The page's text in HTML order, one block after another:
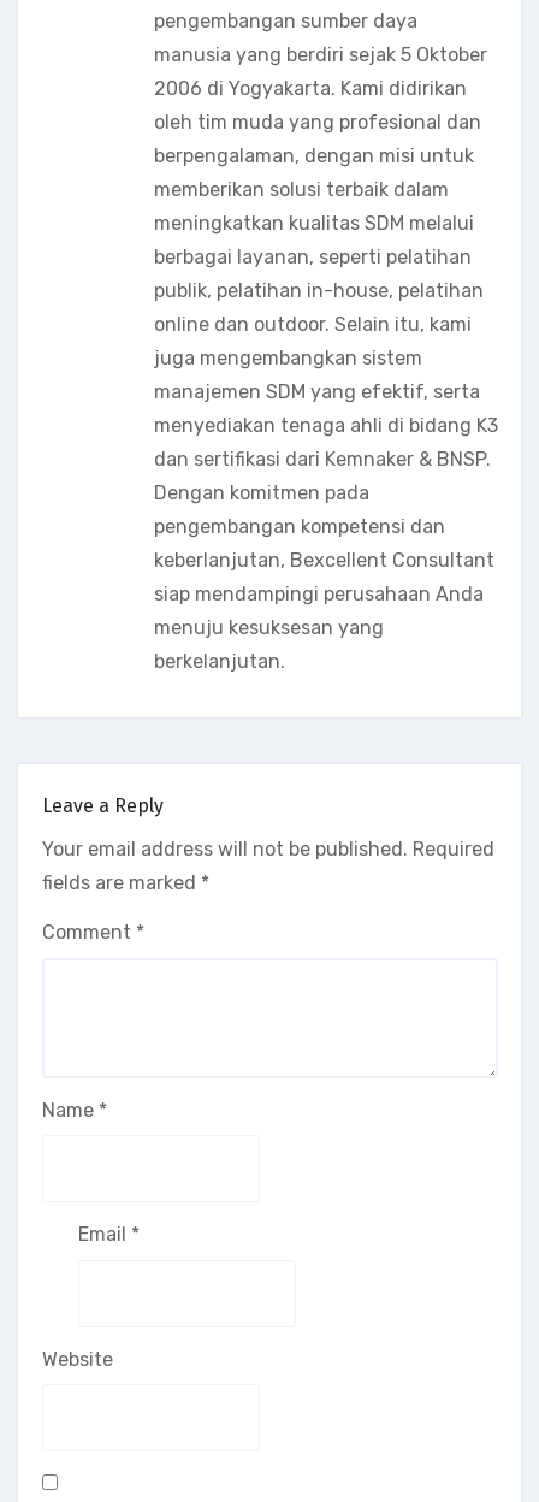
pengembangan sumber daya
manusia yang berdiri sejak 5 Oktober
2006 di Yogyakarta. Kami didirikan
oleh tim muda yang profesional dan
berpengalaman, dengan misi untuk
memberikan solusi terbaik dalam
meningkatkan kualitas SDM melalui
berbagai layanan, seperti pelatihan
publik, pelatihan in-house, pelatihan
online dan outdoor. Selain itu, kami
juga mengembangkan sistem
manajemen SDM yang efektif, serta
menyediakan tenaga ahli di bidang K3
dan sertifikasi dari Kemnaker & BNSP.
Dengan komitmen pada
pengembangan kompetensi dan
keberlanjutan, Bexcellent Consultant
siap mendampingi perusahaan Anda
menuju kesuksesan yang
berkelanjutan.
Leave a Reply
Your email address will not be published. Required
fields are marked *
Comment *
Name *
Email *
Website